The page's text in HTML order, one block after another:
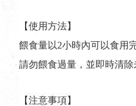
【使用方法】
餵食量以2小時內可以食用
請勿餵食過量，並即時清
【注意事項】